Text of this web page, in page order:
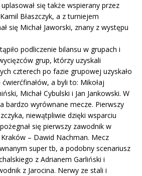
się także wspierany przez
Błaszczyk, a z turniejem
się Michał Jaworski, znany z występu
podliczenie bilansu w grupach i
grup, którzy uzyskali
czterech po fazie grupowej uzyskało
a byli to: Mikołaj
Michał Cybulski i Jan Jankowski. W
bardzo wyrównane mecze. Pierwszy
niewątpliwie dzięki wsparciu
się pierwszy zawodnik w
– Dawid Nachman. Mecz
super tb, a podobny scenariusz
z Adrianem Garliński i
z Jarocina. Nerwy ze stali i